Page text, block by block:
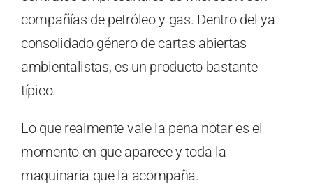
compañías de petróleo y gas. Dentro del ya
consolidado género de cartas abiertas
ambientalistas, es un producto bastante
típico.
Lo que realmente vale la pena notar es el
momento en que aparece y toda la
maquinaria que la acompaña.